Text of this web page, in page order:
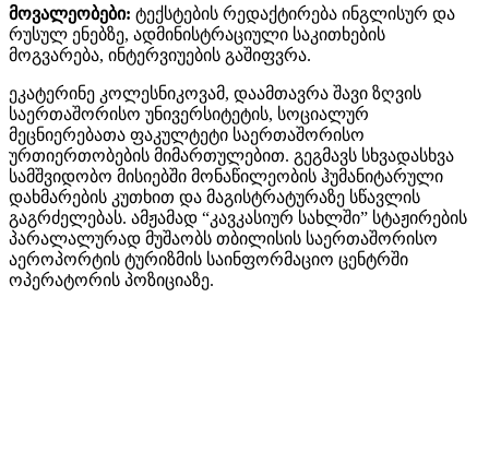
მოვალეობები: ტექსტების რედაქტირება ინგლისურ და
რუსულ ენებზე, ადმინისტრაციული საკითხების
მოგვარება, ინტერვიუების გაშიფვრა.
ეკატერინე კოლესნიკოვამ, დაამთავრა შავი ზღვის
საერთაშორისო უნივერსიტეტის, სოციალურ
მეცნიერებათა ფაკულტეტი საერთაშორისო
ურთიერთობების მიმართულებით. გეგმავს სხვადასხვა
სამშვიდობო მისიებში მონაწილეობის ჰუმანიტარული
დახმარების კუთხით და მაგისტრატურაზე სწავლის
გაგრძელებას. ამჟამად “კავკასიურ სახლში” სტაჟირების
პარალალურად მუშაობს თბილისის საერთაშორისო
აეროპორტის ტურიზმის საინფორმაციო ცენტრში
ოპერატორის პოზიციაზე.